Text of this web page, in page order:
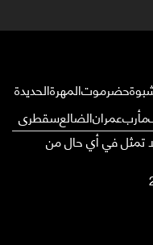
حضرموتالمهرةالحديدة
مأربعمرانالضالعسقطرى
تمثل في أي حال من